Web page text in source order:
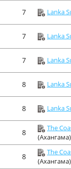
7 Lanka
7 Lanka
7 Lanka
8 Lanka
8 Lanka
8
The
(Ахангама)
8
The
(Ахангама)